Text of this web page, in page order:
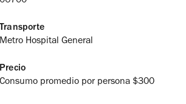
Transporte
Metro Hospital General
Precio
Consumo promedio por persona $300